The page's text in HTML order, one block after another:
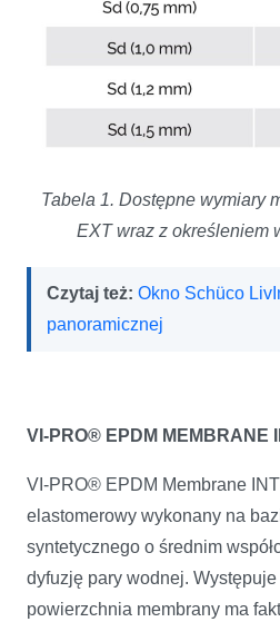
Tabela 1. Dostępne wymiary
EXT wraz z określeniem
Czytaj też: Okno Schüco
panoramicznej
VI-PRO® EPDM MEMBRANE
VI-PRO® EPDM Membrane
elas­tomerowy wykonany na
syntetycznego o średnim
dyfuzję pary wodnej.
powierzchnia membra­ny ma